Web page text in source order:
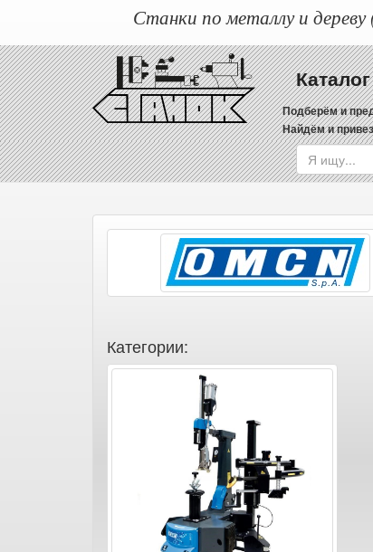
Станки по металлу и
Подберём и
Найдём и
Категории: